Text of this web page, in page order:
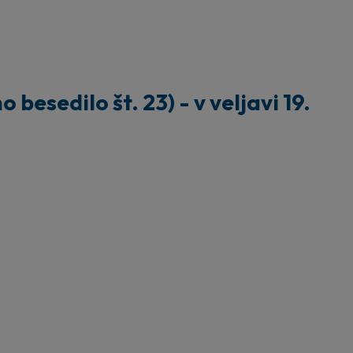
št. 23) - v veljavi 19.